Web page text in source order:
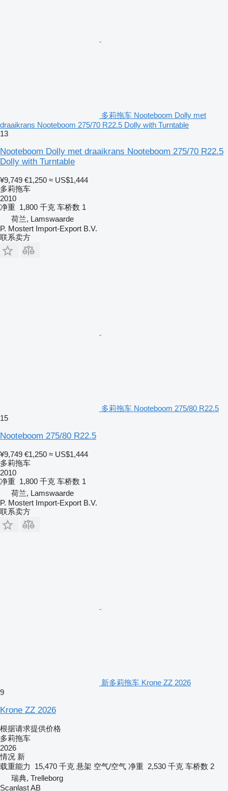
多莉拖车 Nooteboom Dolly met
draaikrans Nooteboom 275/70 R22.5 Dolly with Turntable
13
Nooteboom Dolly met draaikrans Nooteboom 275/70 R22.5
Dolly with Turntable
¥9,749 €1,250 ≈ US$1,444
多莉拖车
2010
净重 1,800 千克 车桥数 1
荷兰, Lamswaarde
P. Mostert Import-Export B.V.
联系卖方
多莉拖车 Nooteboom 275/80 R22.5
15
Nooteboom 275/80 R22.5
¥9,749 €1,250 ≈ US$1,444
多莉拖车
2010
净重 1,800 千克 车桥数 1
荷兰, Lamswaarde
P. Mostert Import-Export B.V.
联系卖方
新多莉拖车 Krone ZZ 2026
9
Krone ZZ 2026
根据请求提供价格
多莉拖车
2026
情况 新
载重能力
15,470 千克 悬架 空气/空气 净重 2,530 千克 车桥数 2
瑞典, Trelleborg
Scanlast AB